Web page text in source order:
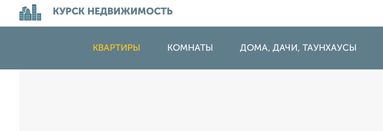
КУРСК НЕДВИЖИМОСТЬ
КВАРТИРЫ КОМНАТЫ ДОМА, ДАЧИ, ТАУНХАУСЫ